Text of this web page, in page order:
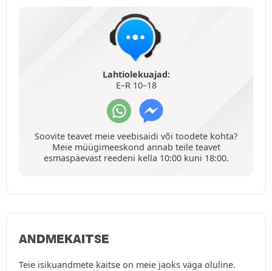
Lahtiolekuajad:
E–R 10–18
Soovite teavet meie veebisaidi või toodete kohta?
Meie müügimeeskond annab teile teavet
esmaspäevast reedeni kella 10:00 kuni 18:00.
ANDMEKAITSE
Teie isikuandmete kaitse on meie jaoks väga oluline.